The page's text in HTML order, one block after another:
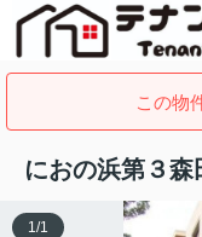
この物
におの浜第３
1/1